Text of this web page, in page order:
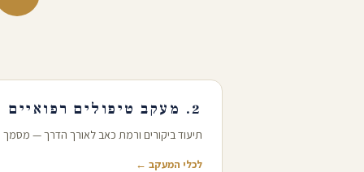
2. מעקב טיפולים רפואיים
תיעוד ביקורים ורמת כאב לאורך הדרך —
לכלי המעקב ←